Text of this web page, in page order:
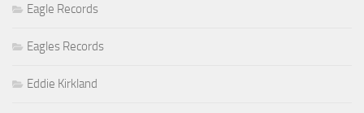
Eagle Records
Eagles Records
Eddie Kirkland